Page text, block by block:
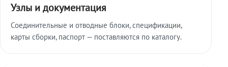
Узлы и документация
Соединительные и отводные блоки, спецификации,
карты сборки, паспорт — поставляются по каталогу.